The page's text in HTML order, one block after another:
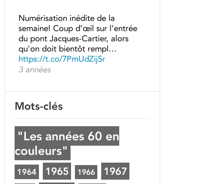
Numérisation inédite de la
semaine! Coup d’œil sur l’entrée
du pont Jacques-Cartier, alors
qu'on doit bientôt rempl…
https://t.co/7PmUdZijSr
3 années
Mots-clés
"Les années 60 en
couleurs"
1964 1965 1966 1967